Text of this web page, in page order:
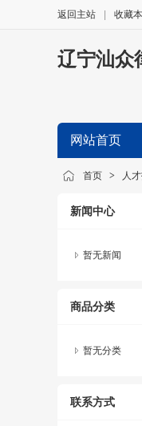
返回主站 收藏
辽宁汕众
网站首页
友情链接
首页 > 人
新闻中心
暂无新闻
商品分类
暂无分类
联系方式